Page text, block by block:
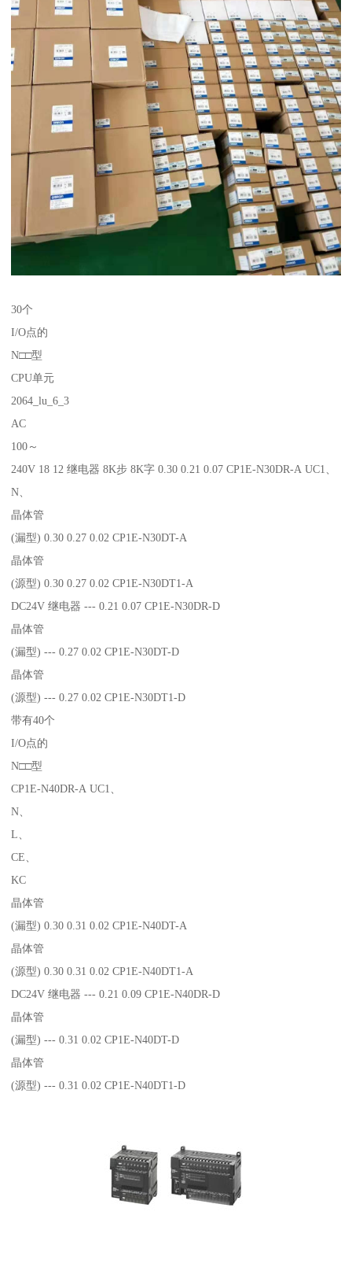
30个
I/O点的
N□□型
CPU单元
2064_lu_6_3
AC
100～
240V 18 12 继电器 8K步 8K字 0.30 0.21 0.07 CP1E-N30DR-A UC1、
N、
晶体管
(漏型) 0.30 0.27 0.02 CP1E-N30DT-A
晶体管
(源型) 0.30 0.27 0.02 CP1E-N30DT1-A
DC24V 继电器 --- 0.21 0.07 CP1E-N30DR-D
晶体管
(漏型) --- 0.27 0.02 CP1E-N30DT-D
晶体管
(源型) --- 0.27 0.02 CP1E-N30DT1-D
带有40个
I/O点的
N□□型
CP1E-N40DR-A UC1、
N、
L、
CE、
KC
晶体管
(漏型) 0.30 0.31 0.02 CP1E-N40DT-A
晶体管
(源型) 0.30 0.31 0.02 CP1E-N40DT1-A
DC24V 继电器 --- 0.21 0.09 CP1E-N40DR-D
晶体管
(漏型) --- 0.31 0.02 CP1E-N40DT-D
晶体管
(源型) --- 0.31 0.02 CP1E-N40DT1-D